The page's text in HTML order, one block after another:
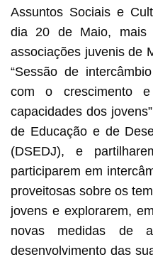
Assuntos Sociais e
dia 20 de Maio, mais
associações juvenis de
“Sessão de
com o crescimento
capacidades dos
de Educação e de
(DSEDJ), e
participarem em
proveitosas sobre os
jovens e explorarem,
novas medidas de
desenvolvimento das